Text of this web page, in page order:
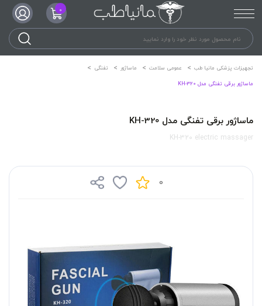
0
تجهیزات پزشکی مانیا طب عمومی سلامت ماساژور
تفنگی
ماساژور برقی تفنگی مدل KH-320
ماساژور برقی تفنگی مدل KH-320
KH-320 electric massager
0